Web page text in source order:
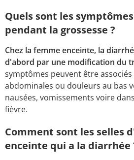
Quels sont les
pendant la grossesse ?
Chez la femme enceinte, la
d'abord par une modification du
symptômes peuvent être associés
abdominales ou douleurs au bas
nausées, vomissements voire
fièvre.
Comment sont les selles
enceinte qui a la diarrhée